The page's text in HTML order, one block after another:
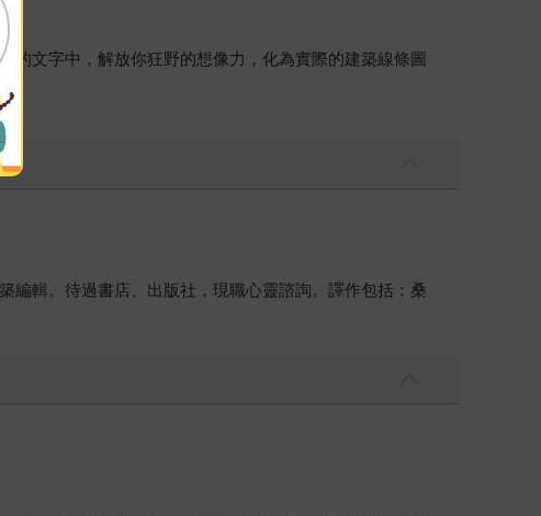
的文字中，解放你狂野的想像力，化為實際的建築線條圖
編輯。待過書店、出版社，現職心靈諮詢。譯作包括：桑